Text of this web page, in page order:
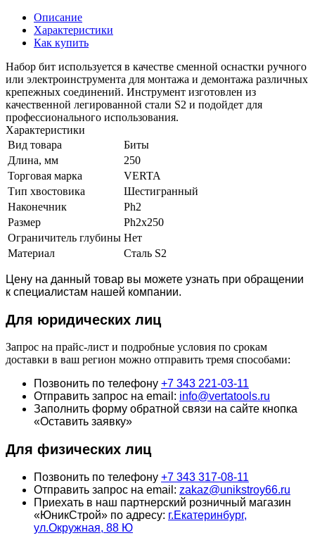
Описание
Характеристики
Как купить
Набор бит используется в качестве сменной оснастки ручного
или электроинструмента для монтажа и демонтажа различных
крепежных соединений. Инструмент изготовлен из
качественной легированной стали S2 и подойдет для
профессионального использования.
Характеристики
Вид товара
Биты
Длина, мм
250
Торговая марка
VERTA
Тип хвостовика
Шестигранный
Наконечник
Ph2
Размер
Ph2х250
Ограничитель глубины Нет
Материал
Сталь S2
Цену на данный товар вы можете узнать при обращении
к специалистам нашей компании.
Для юридических лиц
Запрос на прайс-лист и подробные условия по срокам
доставки в ваш регион можно отправить тремя способами:
Позвонить по телефону +7 343 221-03-11
Отправить запрос на email: info@vertatools.ru
Заполнить форму обратной связи на сайте кнопка
«Оставить заявку»
Для физических лиц
Позвонить по телефону +7 343 317-08-11
Отправить запрос на email: zakaz@unikstroy66.ru
Приехать в наш партнерский розничный магазин
«ЮникСтрой» по адресу: г.Екатеринбург,
ул.Окружная, 88 Ю